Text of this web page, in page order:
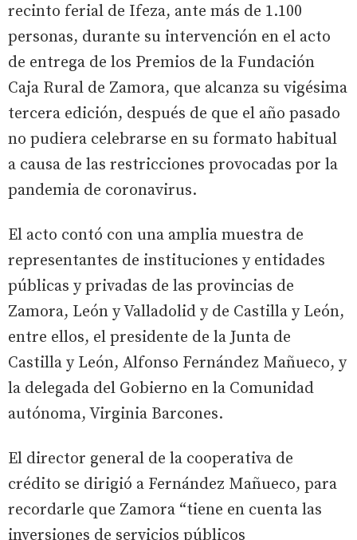
recinto ferial de Ifeza, ante más de 1.100
personas, durante su intervención en el acto
de entrega de los Premios de la Fundación
Caja Rural de Zamora, que alcanza su vigésima
tercera edición, después de que el año pasado
no pudiera celebrarse en su formato habitual
a causa de las restricciones provocadas por la
pandemia de coronavirus.
El acto contó con una amplia muestra de
representantes de instituciones y entidades
públicas y privadas de las provincias de
Zamora, León y Valladolid y de Castilla y León,
entre ellos, el presidente de la Junta de
Castilla y León, Alfonso Fernández Mañueco, y
la delegada del Gobierno en la Comunidad
autónoma, Virginia Barcones.
El director general de la cooperativa de
crédito se dirigió a Fernández Mañueco, para
recordarle que Zamora “tiene en cuenta las
inversiones de servicios públicos